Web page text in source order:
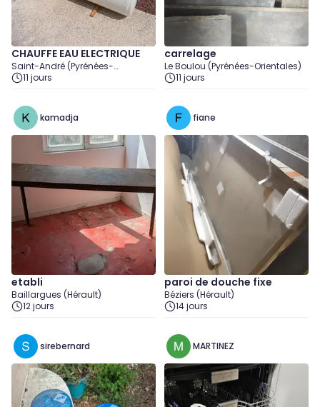
CHAUFFE EAU ELECTRIQUE
Saint-André (Pyrénées-
Orientales)
11 jours
carrelage
Le Boulou (Pyrénées-Orientales)
11 jours
kamadja
etabli
Baillargues (Hérault)
12 jours
fiane
paroi de douche fixe
Béziers (Hérault)
14 jours
sirebernard MARTINEZ